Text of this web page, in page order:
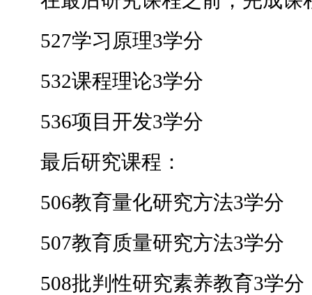
527学习原理3学分
532课程理论3学分
536项目开发3学分
最后研究课程：
506教育量化研究方法3学分
507教育质量研究方法3学分
508批判性研究素养教育3学分